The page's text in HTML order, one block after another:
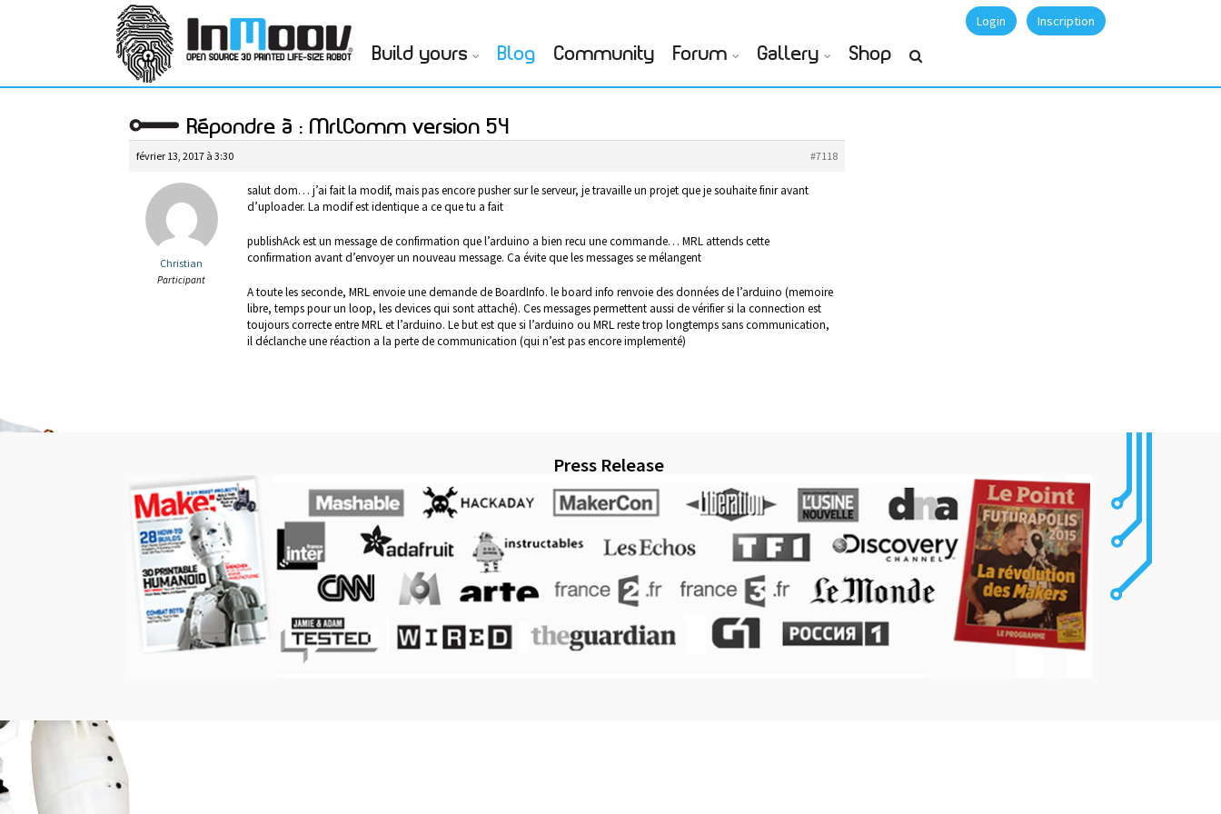
Login Inscription
Build yours Blog Community Forum Gallery Shop
Répondre à : MrlComm version 54
février 13, 2017 à 3:30 #7118
Christian
Participant
salut dom… j’ai fait la modif, mais pas encore pusher sur le serveur, je travaille un projet que je souhaite finir avant
d’uploader. La modif est identique a ce que tu a fait
publishAck est un message de confirmation que l’arduino a bien recu une commande… MRL attends cette
confirmation avant d’envoyer un nouveau message. Ca évite que les messages se mélangent
A toute les seconde, MRL envoie une demande de BoardInfo. le board info renvoie des données de l’arduino (memoire
libre, temps pour un loop, les devices qui sont attaché). Ces messages permettent aussi de vérifier si la connection est
toujours correcte entre MRL et l’arduino. Le but est que si l’arduino ou MRL reste trop longtemps sans communication,
il déclanche une réaction a la perte de communication (qui n’est pas encore implementé)
Press Release